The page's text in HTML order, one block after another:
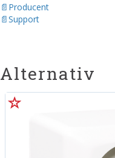
Producent
Support
Alternativ